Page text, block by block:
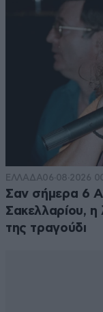
ΕΛΛΑΔΑ06·08·2026
Σαν σήμερα 6
Σακελλαρίου, η
της τραγούδι